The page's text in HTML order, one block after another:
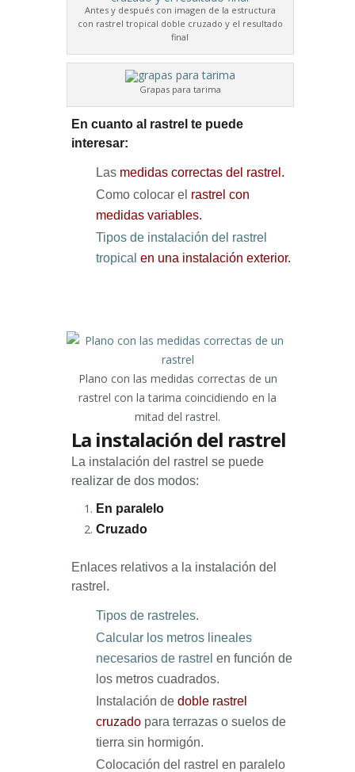
Antes y después con imagen de la estructura
con rastrel tropical doble cruzado y el resultado
final
Grapas para tarima
En cuanto al rastrel te puede
interesar:
Las medidas correctas del rastrel.
Como colocar el rastrel con
medidas variables.
Tipos de instalación del rastrel
tropical en una instalación exterior.
Plano con las medidas correctas de un
rastrel con la tarima coincidiendo en la
mitad del rastrel.
La instalación del rastrel
La instalación del rastrel se puede
realizar de dos modos:
En paralelo
Cruzado
Enlaces relativos a la instalación del
rastrel.
Tipos de rastreles.
Calcular los metros lineales
necesarios de rastrel en función de
los metros cuadrados.
Instalación de doble rastrel
cruzado para terrazas o suelos de
tierra sin hormigón.
Colocación del rastrel en paralelo